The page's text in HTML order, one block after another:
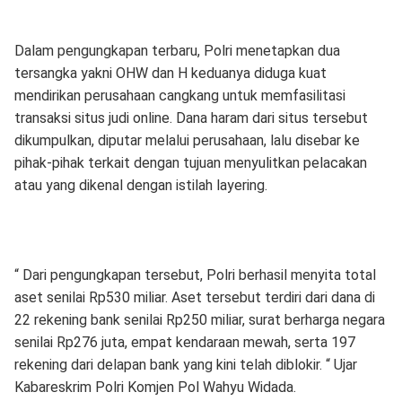
Dalam pengungkapan terbaru, Polri menetapkan dua
tersangka yakni OHW dan H keduanya diduga kuat
mendirikan perusahaan cangkang untuk memfasilitasi
transaksi situs judi online. Dana haram dari situs tersebut
dikumpulkan, diputar melalui perusahaan, lalu disebar ke
pihak-pihak terkait dengan tujuan menyulitkan pelacakan
atau yang dikenal dengan istilah layering.
“ Dari pengungkapan tersebut, Polri berhasil menyita total
aset senilai Rp530 miliar. Aset tersebut terdiri dari dana di
22 rekening bank senilai Rp250 miliar, surat berharga negara
senilai Rp276 juta, empat kendaraan mewah, serta 197
rekening dari delapan bank yang kini telah diblokir. “ Ujar
Kabareskrim Polri Komjen Pol Wahyu Widada.